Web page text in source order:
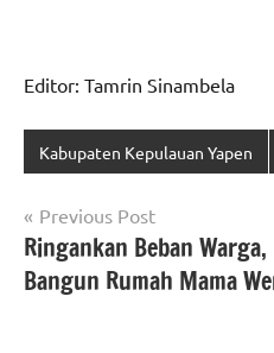
Editor: Tamrin Sinambela
Kabupaten Kepulauan Yapen
Navigasi
pos
Previous Post
Ringankan Beban
Bangun Rumah Mama